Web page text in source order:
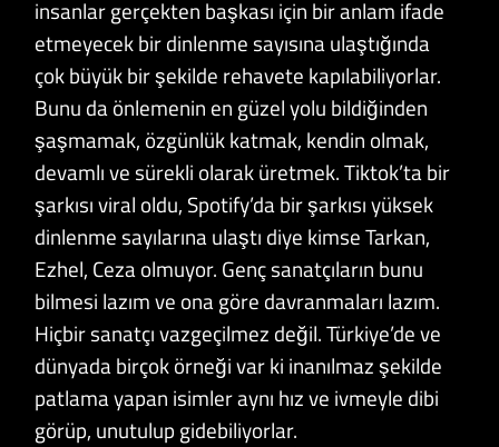
insanlar gerçekten başkası için bir anlam ifade
etmeyecek bir dinlenme sayısına ulaştığında
çok büyük bir şekilde rehavete kapılabiliyorlar.
Bunu da önlemenin en güzel yolu bildiğinden
şaşmamak, özgünlük katmak, kendin olmak,
devamlı ve sürekli olarak üretmek. Tiktok’ta bir
şarkısı viral oldu, Spotify’da bir şarkısı yüksek
dinlenme sayılarına ulaştı diye kimse Tarkan,
Ezhel, Ceza olmuyor. Genç sanatçıların bunu
bilmesi lazım ve ona göre davranmaları lazım.
Hiçbir sanatçı vazgeçilmez değil. Türkiye’de ve
dünyada birçok örneği var ki inanılmaz şekilde
patlama yapan isimler aynı hız ve ivmeyle dibi
görüp, unutulup gidebiliyorlar.